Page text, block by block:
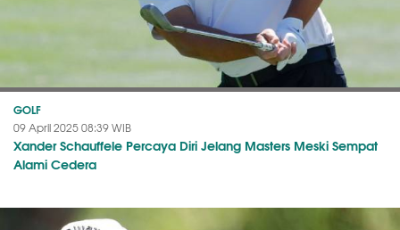
GOLF
09 April 2025 08:39 WIB
Xander Schauffele Percaya Diri Jelang Masters Meski Sempat
Alami Cedera